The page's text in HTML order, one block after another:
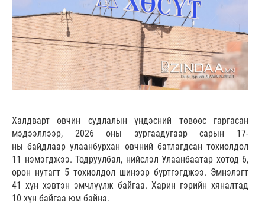
Халдварт өвчин судлалын үндэсний төвөөс гаргасан
мэдээллээр, 2026 оны зургаадугаар сарын 17-
ны байдлаар улаанбурхан өвчний батлагдсан тохиолдол
11 нэмэгджээ. Тодруулбал, нийслэл Улаанбаатар хотод 6,
орон нутагт 5 тохиолдол шинээр бүртгэгджээ. Эмнэлэгт
41 хүн хэвтэн эмчлүүлж байгаа. Харин гэрийн хяналтад
10 хүн байгаа юм байна.